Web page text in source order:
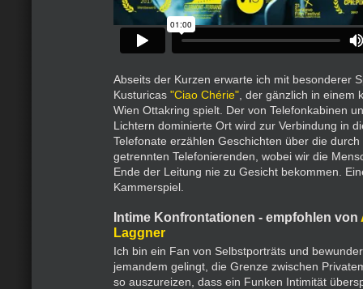
Abseits der Kurzen erwarte ich mit besonderer
Kusturicas "Ciao Chérie" , der gänzlich in einem
Wien Ottakring spielt. Der von Telefonkabinen
Lichtern dominierte Ort wird zur Verbindung in
Telefonate erzählen Geschichten über die
getrennten Telefonierenden, wobei wir die
Ende der Leitung nie zu Gesicht bekommen.
Kammerspiel.
Intime Konfrontationen - empfohlen von
Laggner
Ich bin ein Fan von Selbstporträts und
jemandem gelingt, die Grenze zwischen
so auszureizen, dass ein Funken Intimität